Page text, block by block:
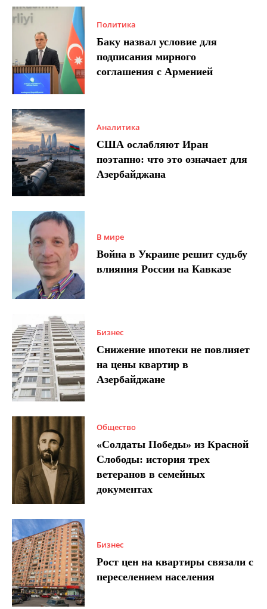
Политика
Баку назвал условие для
подписания мирного
соглашения с Арменией
Аналитика
США ослабляют Иран
поэтапно: что это означает для
Азербайджана
В мире
Война в Украине решит судьбу
влияния России на Кавказе
Бизнес
Снижение ипотеки не повлияет
на цены квартир в
Азербайджане
Общество
«Солдаты Победы» из Красной
Слободы: история трех
ветеранов в семейных
документах
Бизнес
Рост цен на квартиры связали с
переселением населения